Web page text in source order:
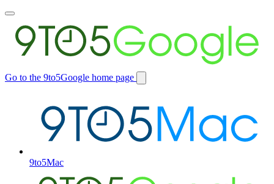
Toggle
main
menu
Go to the 9to5Google home page
Switch
9to5Mac